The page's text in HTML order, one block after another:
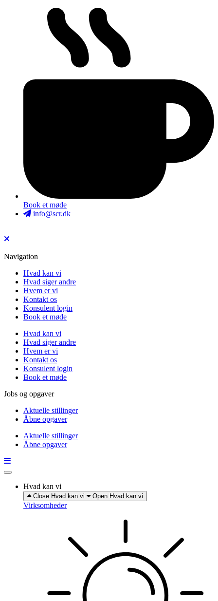
Book et møde
info@scr.dk
Navigation
Hvad kan vi
Hvad siger andre
Hvem er vi
Kontakt os
Konsulent login
Book et møde
Hvad kan vi
Hvad siger andre
Hvem er vi
Kontakt os
Konsulent login
Book et møde
Jobs og opgaver
Aktuelle stillinger
Åbne opgaver
Aktuelle stillinger
Åbne opgaver
Hvad kan vi
Close Hvad kan vi Open Hvad kan vi
Virksomheder